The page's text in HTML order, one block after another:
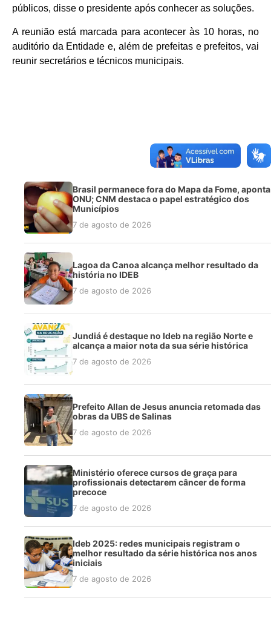
públicos, disse o presidente após conhecer as soluções.
A reunião está marcada para acontecer às 10 horas, no
auditório da Entidade e, além de prefeitas e prefeitos, vai
reunir secretários e técnicos municipais.
Brasil permanece fora do Mapa da Fome, aponta
ONU; CNM destaca o papel estratégico dos
Municípios
7 de agosto de 2026
Lagoa da Canoa alcança melhor resultado da
história no IDEB
7 de agosto de 2026
Jundiá é destaque no Ideb na região Norte e
alcança a maior nota da sua série histórica
7 de agosto de 2026
Prefeito Allan de Jesus anuncia retomada das
obras da UBS de Salinas
7 de agosto de 2026
Ministério oferece cursos de graça para
profissionais detectarem câncer de forma
precoce
7 de agosto de 2026
Ideb 2025: redes municipais registram o
melhor resultado da série histórica nos anos
iniciais
7 de agosto de 2026